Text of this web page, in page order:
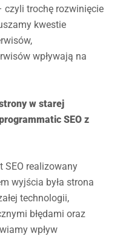
trochę rozwinięcie
kwestie
wpływają na
w starej
SEO z
SEO realizowany
wyjścia była strona
technologii,
błędami oraz
wpływ